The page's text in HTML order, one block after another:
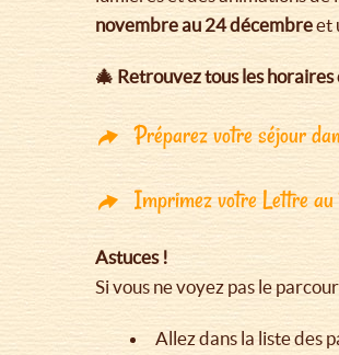
novembre au 24 décembreet
🎄 Retrouvez tous les horaires
Préparez votre séjour
Imprimez votre Lettre
Astuces !
Si vous ne voyez pas le
Allez dans la liste des